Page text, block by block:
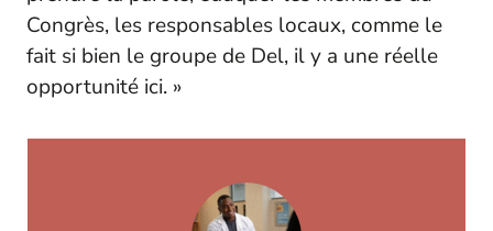
Congrès, les responsables locaux, comme le
fait si bien le groupe de Del, il y a une réelle
opportunité ici. »